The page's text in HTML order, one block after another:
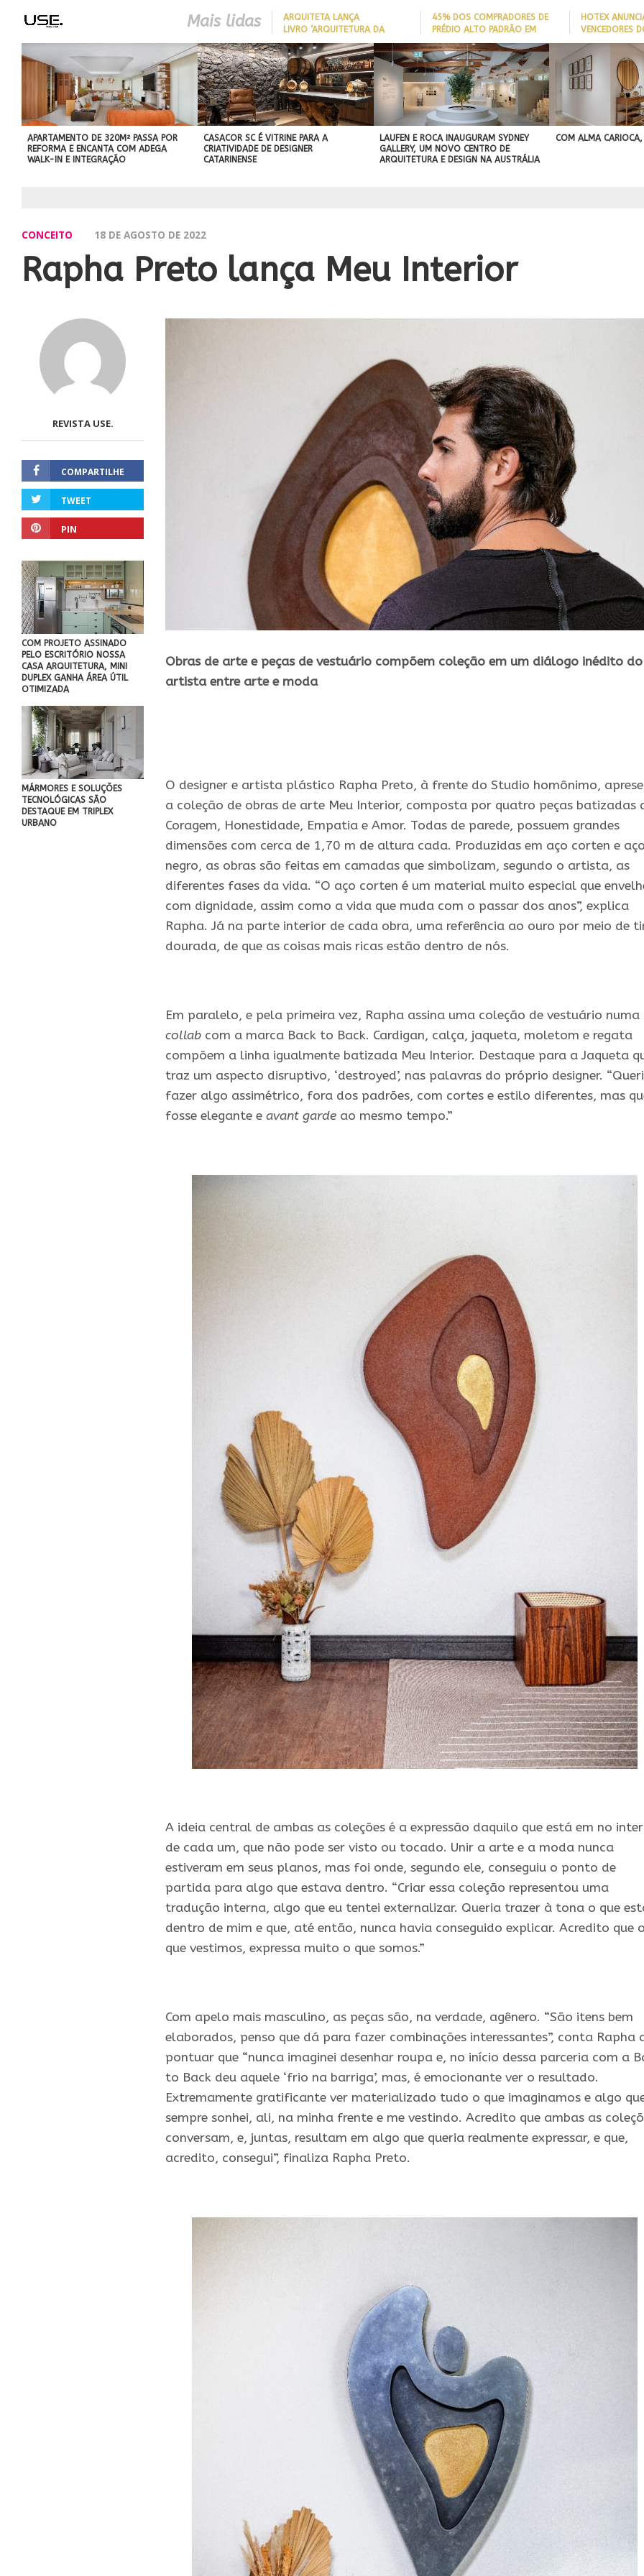
Mais lidas
ARQUITETA LANÇA
LIVRO ‘ARQUITETURA DA
LONGEVIDADE’ PARA AJUDAR A
REDUZIR QUEDAS DE IDOSOS
EM CASA E ADAPTAR LARES
SEM REFORMAS
45% DOS COMPRADORES DE
PRÉDIO ALTO PADRÃO EM
ITAJAÍ TÊM
EMBARCAÇÃO; DADO REVELA
PERFIL DO NOVO MILIONÁRIO
BRASILEIRO
HOTEX
VENCEDORES
MAIORES
HOTELARIA
BEST IN SHOW
ABIMAD’42 DESTACA O DESIGN
BRASILEIRO E REFORÇA SUA PROJEÇÃO
NO MERCADO INTERNACIONAL
APARTAMENTO DE 320M² PASSA POR
REFORMA E ENCANTA COM ADEGA
WALK-IN E INTEGRAÇÃO
CASACOR SC É VITRINE PARA A
CRIATIVIDADE DE DESIGNER
CATARINENSE
LAUFEN E ROCA INAUGURAM SYDNEY
GALLERY, UM NOVO CENTRO DE
ARQUITETURA E DESIGN NA AUSTRÁLIA
COM ALMA CARIOCA,
CONCEITO 18 DE AGOSTO DE 2022
Rapha Preto lança Meu Interior
REVISTA USE.
COMPARTILHE
TWEET
PIN
COM PROJETO ASSINADO
PELO ESCRITÓRIO NOSSA
CASA ARQUITETURA, MINI
DUPLEX GANHA ÁREA ÚTIL
OTIMIZADA
MÁRMORES E SOLUÇÕES
TECNOLÓGICAS SÃO
DESTAQUE EM TRIPLEX
URBANO
Obras de arte e peças de vestuário compõem coleção em um diálogo inédito do
artista entre arte e moda
O designer e artista plástico Rapha Preto, à frente do Studio homônimo,
a coleção de obras de arte Meu Interior, composta por quatro peças batizadas
Coragem, Honestidade, Empatia e Amor. Todas de parede, possuem grandes
dimensões com cerca de 1,70 m de altura cada. Produzidas em aço corten e aço
negro, as obras são feitas em camadas que simbolizam, segundo o artista, as
diferentes fases da vida. “O aço corten é um material muito especial que
com dignidade, assim como a vida que muda com o passar dos anos”, explica
Rapha. Já na parte interior de cada obra, uma referência ao ouro por meio de
dourada, de que as coisas mais ricas estão dentro de nós.
Em paralelo, e pela primeira vez, Rapha assina uma coleção de vestuário numa
collab com a marca Back to Back. Cardigan, calça, jaqueta, moletom e regata
compõem a linha igualmente batizada Meu Interior. Destaque para a Jaqueta
traz um aspecto disruptivo, ‘destroyed’, nas palavras do próprio designer.
fazer algo assimétrico, fora dos padrões, com cortes e estilo diferentes, mas
fosse elegante e avant garde ao mesmo tempo.”
A ideia central de ambas as coleções é a expressão daquilo que está em no
de cada um, que não pode ser visto ou tocado. Unir a arte e a moda nunca
estiveram em seus planos, mas foi onde, segundo ele, conseguiu o ponto de
partida para algo que estava dentro. “Criar essa coleção representou uma
tradução interna, algo que eu tentei externalizar. Queria trazer à tona o que
dentro de mim e que, até então, nunca havia conseguido explicar. Acredito que o
que vestimos, expressa muito o que somos.”
Com apelo mais masculino, as peças são, na verdade, agênero. “São itens bem
elaborados, penso que dá para fazer combinações interessantes”, conta Rapha
pontuar que “nunca imaginei desenhar roupa e, no início dessa parceria com a
to Back deu aquele ‘frio na barriga’, mas, é emocionante ver o resultado.
Extremamente gratificante ver materializado tudo o que imaginamos e algo
sempre sonhei, ali, na minha frente e me vestindo. Acredito que ambas as
conversam, e, juntas, resultam em algo que queria realmente expressar, e que,
acredito, consegui”, finaliza Rapha Preto.